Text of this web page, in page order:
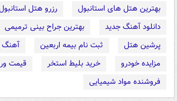
بهترین هتل های استانبول
رزرو هتل
دانلود آهنگ جدید
بهترین جراح بینی ترمیمی
پرشین هتل
ثبت نام بیمه اربعین
آهنگ
مزایده خودرو
خرید بلیط استخر
قیمت
فروشنده مواد شیمیایی